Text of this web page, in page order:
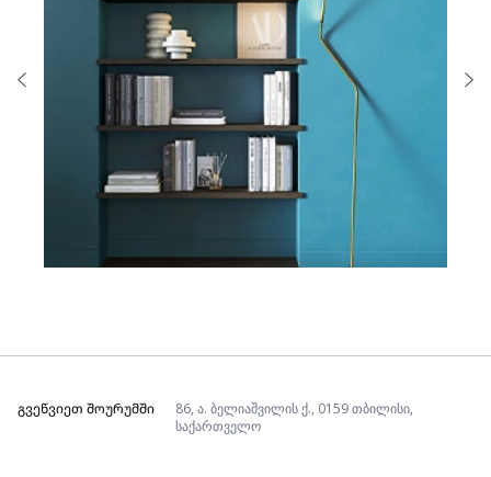
ᲒᲕᲔᲬᲕᲘᲔᲗ ᲨᲝᲣᲠᲣᲛᲨᲘ
86, ა. ბელიაშვილის ქ., 0159 თბილისი,
საქართველო